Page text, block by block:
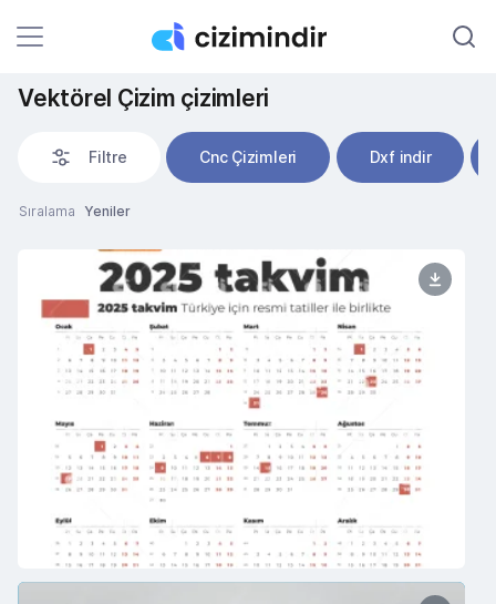
Vektörel Çizim çizimleri
Filtre Cnc Çizimleri Dxf indir
Sıralama Yeniler